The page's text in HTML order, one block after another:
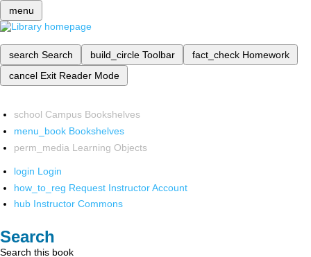
menu
search Search build_circle Toolbar fact_check Homework
cancel Exit Reader Mode
school Campus Bookshelves
menu_book Bookshelves
perm_media Learning Objects
login Login
how_to_reg Request Instructor Account
hub Instructor Commons
Search
Search this book